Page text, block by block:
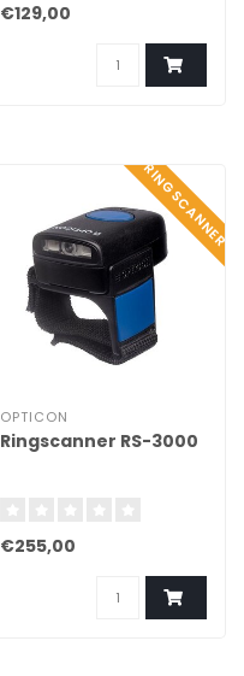
€129,00
RINGSCANNER
OPTICON
Ringscanner RS-3000
€255,00